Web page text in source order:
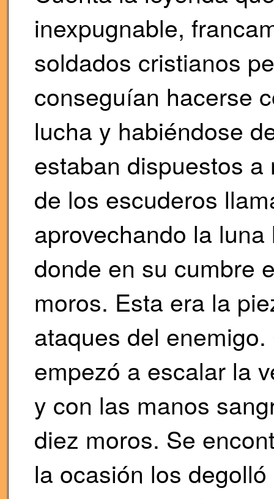
inexpugnable,
soldados cristianos
conseguían hacerse
lucha y habiéndose
estaban dispuestos
de los escuderos
aprovechando la
donde en su cumbre
moros. Esta era la
ataques del
empezó a escalar la
y con las manos
diez moros. Se
la ocasión los